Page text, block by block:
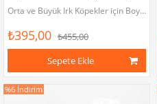
Orta ve Büyük Irk Köpekler için Boyun Tasması (Boyun çevresi 40 x 65 cm)
₺395,00 ₺455,00
Sepete Ekle
%6 İndirim